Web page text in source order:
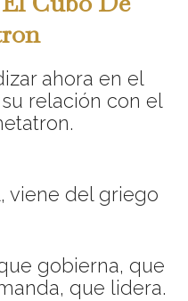
ahora en el
relación con el
viene del griego
gobierna, que
que lidera.